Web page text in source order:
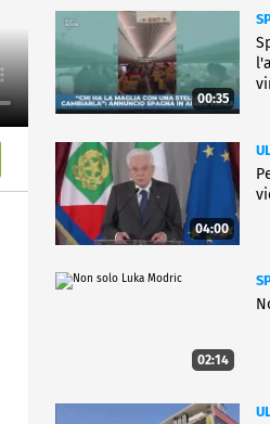
00:35
04:00
02:14